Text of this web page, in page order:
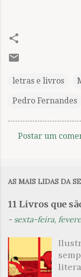
letras e livros
Pedro Fernandes
n
t
i
o
Postar um
AS MAIS LIDAS DA
11 Livros que
- sexta-feira,